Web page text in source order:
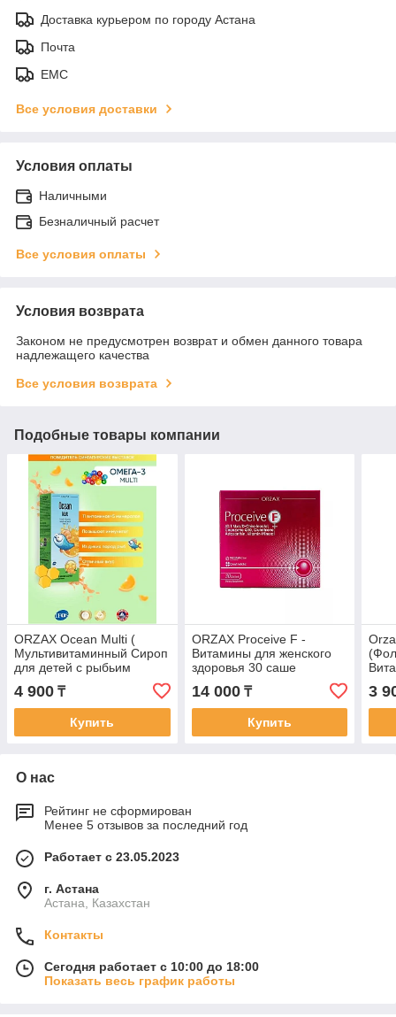
Доставка курьером по городу Астана
Почта
ЕМС
Все условия доставки
Условия оплаты
Наличными
Безналичный расчет
Все условия оплаты
Условия возврата
Законом не предусмотрен возврат и обмен данного товара
надлежащего качества
Все условия возврата
Подобные товары компании
ORZAX Ocean Multi (
Мультивитаминный Сироп
для детей с рыбьим
жиром со вкусом
апельсина ) 150 мг
4 900 ₸
Купить
ORZAX Proceive F -
Витамины для женского
здоровья 30 саше
14 000₸
Купить
3
О нас
Рейтинг не сформирован
Менее 5 отзывов за последний год
Работает с 23.05.2023
г. Астана
Астана, Казахстан
Контакты
Сегодня работает с 10:00 до 18:00
Показать весь график работы